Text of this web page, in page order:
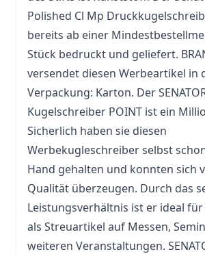
Polished Cl Mp
bereits ab einer
Stück bedruckt und geliefert.
versendet diesen Werbeartikel in
Verpackung: Karton. Der
Kugelschreiber POINT ist ein
Sicherlich haben sie diesen
Werbekugleschreiber selbst
Hand gehalten und konnten sich
Qualität überzeugen. Durch das
Leistungsverhältnis ist er ideal für
als Streuartikel auf Messen,
weiteren Veranstaltungen.